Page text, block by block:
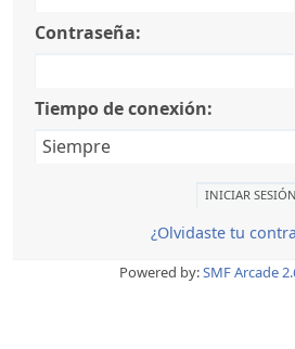
Contraseña:
Tiempo de conexión:
¿Olvidaste tu
Powered by:SMF Arcade